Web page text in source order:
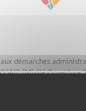
démarches
(Mixité Ouverture